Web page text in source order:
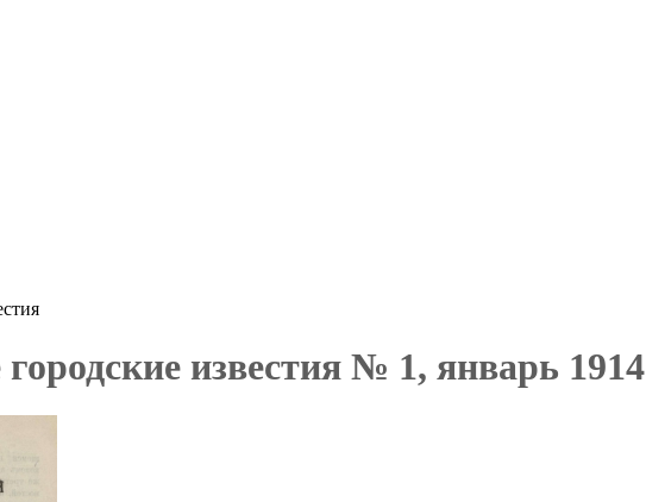
известия № 1, январь 1914